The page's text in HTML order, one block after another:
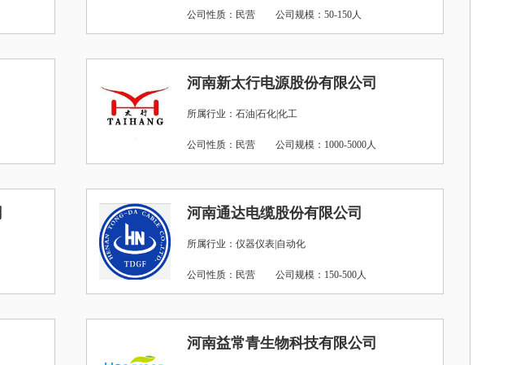
公司性质：民营 公司规模：50-150人
河南新太行电源股份有限公司
所属行业：石油|石化|化工
公司性质：民营 公司规模：1000-5000人
河南通达电缆股份有限公司
所属行业：仪器仪表|自动化
公司性质：民营 公司规模：150-500人
河南益常青生物科技有限公司